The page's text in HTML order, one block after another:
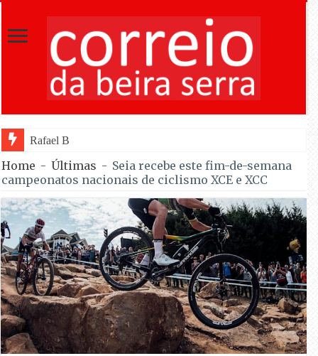
Rafael Barbas foi sétimo na Torre na
Home - Últimas - Seia recebe este fim-de-semana
campeonatos nacionais de ciclismo XCE e XCC